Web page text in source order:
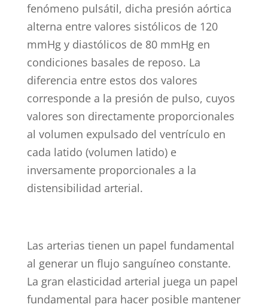
fenómeno pulsátil, dicha presión aórtica
alterna entre valores sistólicos de 120
mmHg y diastólicos de 80 mmHg en
condiciones basales de reposo. La
diferencia entre estos dos valores
corresponde a la presión de pulso, cuyos
valores son directamente proporcionales
al volumen expulsado del ventrículo en
cada latido (volumen latido) e
inversamente proporcionales a la
distensibilidad arterial.
Las arterias tienen un papel fundamental
al generar un flujo sanguíneo constante.
La gran elasticidad arterial juega un papel
fundamental para hacer posible mantener